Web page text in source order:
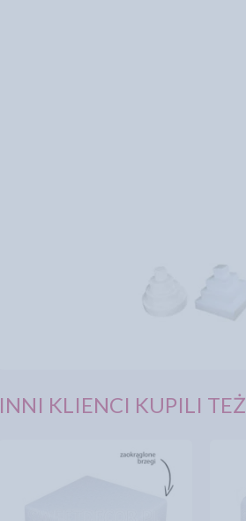
INNI KLIENCI KUPILI TEŻ